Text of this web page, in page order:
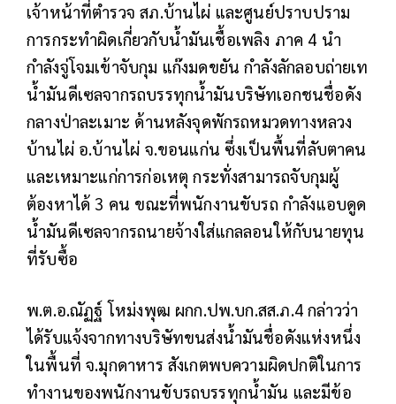
เจ้าหน้าที่ตำรวจ สภ.บ้านไผ่ และศูนย์ปราบปราม
การกระทำผิดเกี่ยวกับน้ำมันเชื้อเพลิง ภาค 4 นำ
กำลังจู่โจมเข้าจับกุม แก๊งมดขยัน กำลังลักลอบถ่ายเท
น้ำมันดีเซลจากรถบรรทุกน้ำมันบริษัทเอกชนชื่อดัง
กลางป่าละเมาะ ด้านหลังจุดพักรถหมวดทางหลวง
บ้านไผ่ อ.บ้านไผ่ จ.ขอนแก่น ซึ่งเป็นพื้นที่ลับตาคน
และเหมาะแก่การก่อเหตุ กระทั่งสามารถจับกุมผู้
ต้องหาได้ 3 คน ขณะที่พนักงานขับรถ กำลังแอบดูด
น้ำมันดีเซลจากรถนายจ้างใส่แกลลอนให้กับนายทุน
ที่รับซื้อ
พ.ต.อ.ณัฏฐ์ โหม่งพุฒ ผกก.ปพ.บก.สส.ภ.4 กล่าวว่า
ได้รับแจ้งจากทางบริษัทขนส่งน้ำมันชื่อดังแห่งหนึ่ง
ในพื้นที่ จ.มุกดาหาร สังเกตพบความผิดปกติในการ
ทำงานของพนักงานขับรถบรรทุกน้ำมัน และมีข้อ